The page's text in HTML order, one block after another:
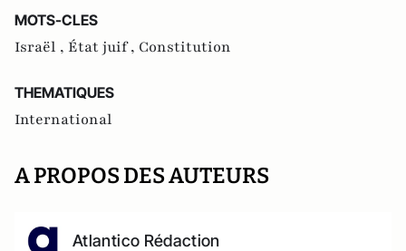
MOTS-CLES
Israël , État juif , Constitution
THEMATIQUES
International
A PROPOS DES AUTEURS
Atlantico Rédaction